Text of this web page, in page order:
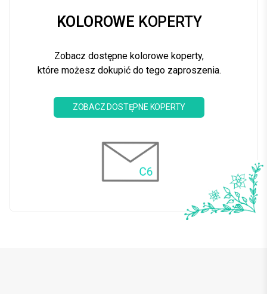
KOLOROWE KOPERTY
Zobacz dostępne kolorowe koperty,
które możesz dokupić do tego zaproszenia.
ZOBACZ DOSTĘPNE KOPERTY